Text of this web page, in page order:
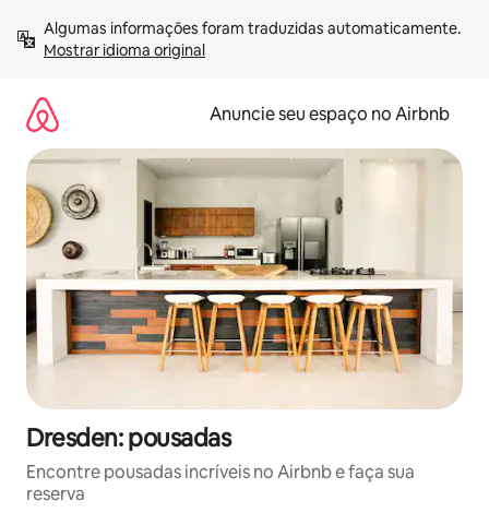
para
Mostrar idioma original
Anuncie seu espaço no Airbnb
Dresden: pousadas
Encontre pousadas incríveis no Airbnb e faça sua
reserva